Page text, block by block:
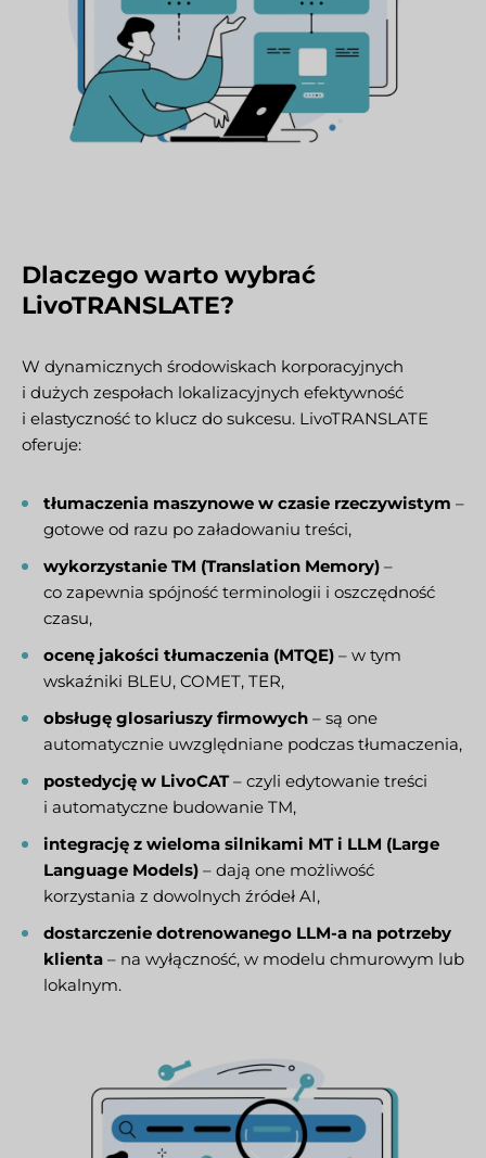
Dlaczego warto wybrać
LivoTRANSLATE?
W dynamicznych środowiskach korporacyjnych
i dużych zespołach lokalizacyjnych efektywność
i elastyczność to klucz do sukcesu. LivoTRANSLATE
oferuje:
tłumaczenia maszynowe w czasie rzeczywistym –
gotowe od razu po załadowaniu treści,
wykorzystanie TM (Translation Memory) –
co zapewnia spójność terminologii i oszczędność
czasu,
ocenę jakości tłumaczenia (MTQE) – w tym
wskaźniki BLEU, COMET, TER,
obsługę glosariuszy firmowych – są one
automatycznie uwzględniane podczas tłumaczenia,
postedycję w LivoCAT– czyli edytowanie treści
i automatyczne budowanie TM,
integrację z wieloma silnikami MT i LLM (Large
Language Models) – dają one możliwość
korzystania z dowolnych źródeł AI,
dostarczenie dotrenowanego LLM-a na potrzeby
klienta – na wyłączność, w modelu chmurowym lub
lokalnym.